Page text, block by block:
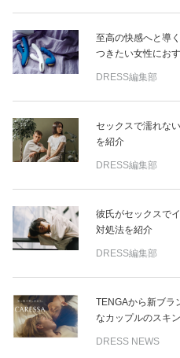
至高の快感へと導
つきたい女性にお
DRESS編集部
セックスで濡れな
を紹介
DRESS編集部
彼氏がセックスで
対処法を紹介
DRESS編集部
TENGAから新ブラ
なカップルのスキ
DRESS NEWS